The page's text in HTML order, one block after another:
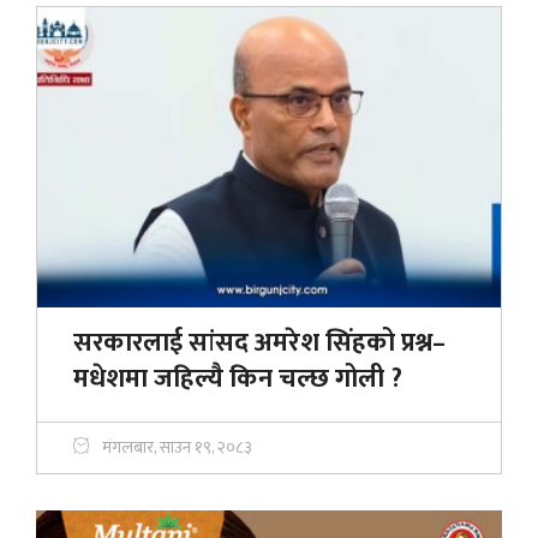
सरकारलाई सांसद अमरेश सिंहको प्रश्न–
मधेशमा जहिल्यै किन चल्छ गोली ?
मंगलबार, साउन १९, २०८३